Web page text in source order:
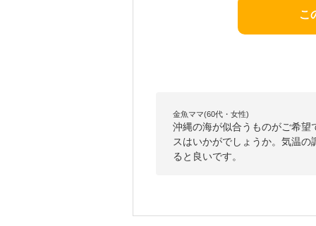
こ
金魚ママ(60代・女性)
沖縄の海が似合うものがご希
スはいかがでしょうか。気温
ると良いです。